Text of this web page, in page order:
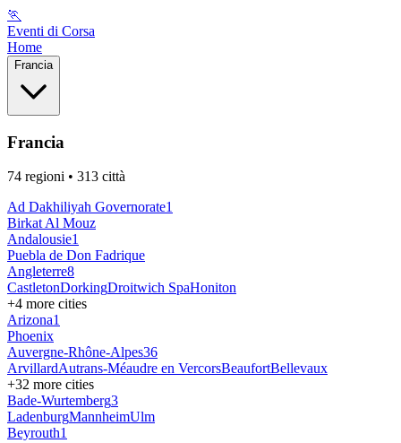
🏃
Eventi di Corsa
Home
Francia
Francia
74 regioni • 313 città
Ad Dakhiliyah ‍Governorate1
Birkat Al Mouz
Andalousie1
Puebla de Don Fadrique
Angleterre8
CastletonDorkingDroitwich SpaHoniton
+4 more cities
Arizona1
Phoenix
Auvergne-Rhône-Alpes36
ArvillardAutrans-Méaudre en VercorsBeaufortBellevaux
+32 more cities
Bade-Wurtemberg3
LadenburgMannheimUlm
Beyrouth1